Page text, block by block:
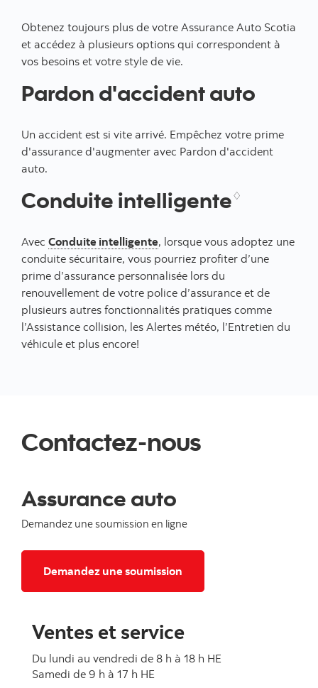
Obtenez toujours plus de votre Assurance Auto Scotia
et accédez à plusieurs options qui correspondent à
vos besoins et votre style de vie.
Pardon d'accident auto
Un accident est si vite arrivé. Empêchez votre prime
d'assurance d'augmenter avec Pardon d'accident
auto.
Conduite intelligente♢
Avec Conduite intelligente, lorsque vous adoptez une
conduite sécuritaire, vous pourriez profiter d’une
prime d’assurance personnalisée lors du
renouvellement de votre police d’assurance et de
plusieurs autres fonctionnalités pratiques comme
l’Assistance collision, les Alertes météo, l’Entretien du
véhicule et plus encore!
Contactez-nous
Assurance auto
Demandez une soumission en ligne
Demandez une soumission
Ventes et service
Du lundi au vendredi de 8 h à 18 h HE
Samedi de 9 h à 17 h HE